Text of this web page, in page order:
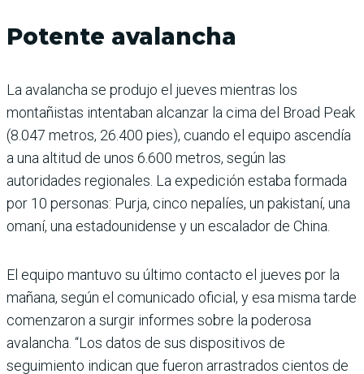
Potente avalancha
La avalancha se produjo el jueves mientras los
montañistas intentaban alcanzar la cima del Broad Peak
(8.047 metros, 26.400 pies), cuando el equipo ascendía
a una altitud de unos 6.600 metros, según las
autoridades regionales. La expedición estaba formada
por 10 personas: Purja, cinco nepalíes, un pakistaní, una
omaní, una estadounidense y un escalador de China.
El equipo mantuvo su último contacto el jueves por la
mañana, según el comunicado oficial, y esa misma tarde
comenzaron a surgir informes sobre la poderosa
avalancha. “Los datos de sus dispositivos de
seguimiento indican que fueron arrastrados cientos de